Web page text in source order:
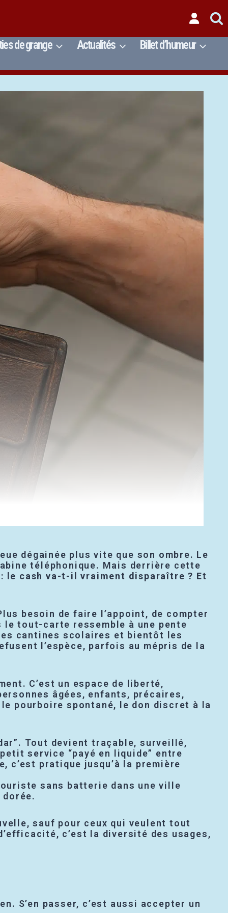
de grange Actualités
Billet d’humeur
dégainée plus vite que son ombre. Le
téléphonique. Mais derrière cette
le cash va-t-il vraiment disparaître ? Et
besoin de faire l’appoint, de compter
le tout-carte ressemble à une pente
cantines scolaires et bientôt les
l’espèce, parfois au mépris de la
C’est un espace de liberté,
âgées, enfants, précaires,
pourboire spontané, le don discret à la
Tout devient traçable, surveillé,
service “payé en liquide” entre
c’est pratique jusqu’à la première
sans batterie dans une ville
sauf pour ceux qui veulent tout
c’est la diversité des usages,
S’en passer, c’est aussi accepter un